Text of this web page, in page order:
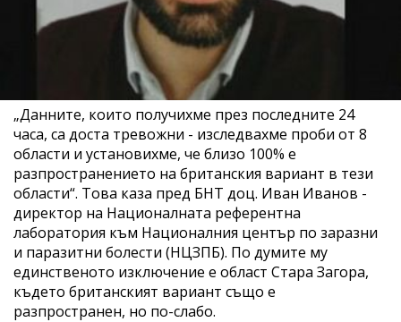
„Данните, които получихме през последните 24
часа, са доста тревожни - изследвахме проби от 8
области и установихме, че близо 100% е
разпространението на британския вариант в тези
области“. Това каза пред БНТ доц. Иван Иванов -
директор на Националната референтна
лаборатория към Националния център по заразни
и паразитни болести (НЦЗПБ). По думите му
единственото изключение е област Стара Загора,
където британският вариант също е
разпространен, но по-слабо.